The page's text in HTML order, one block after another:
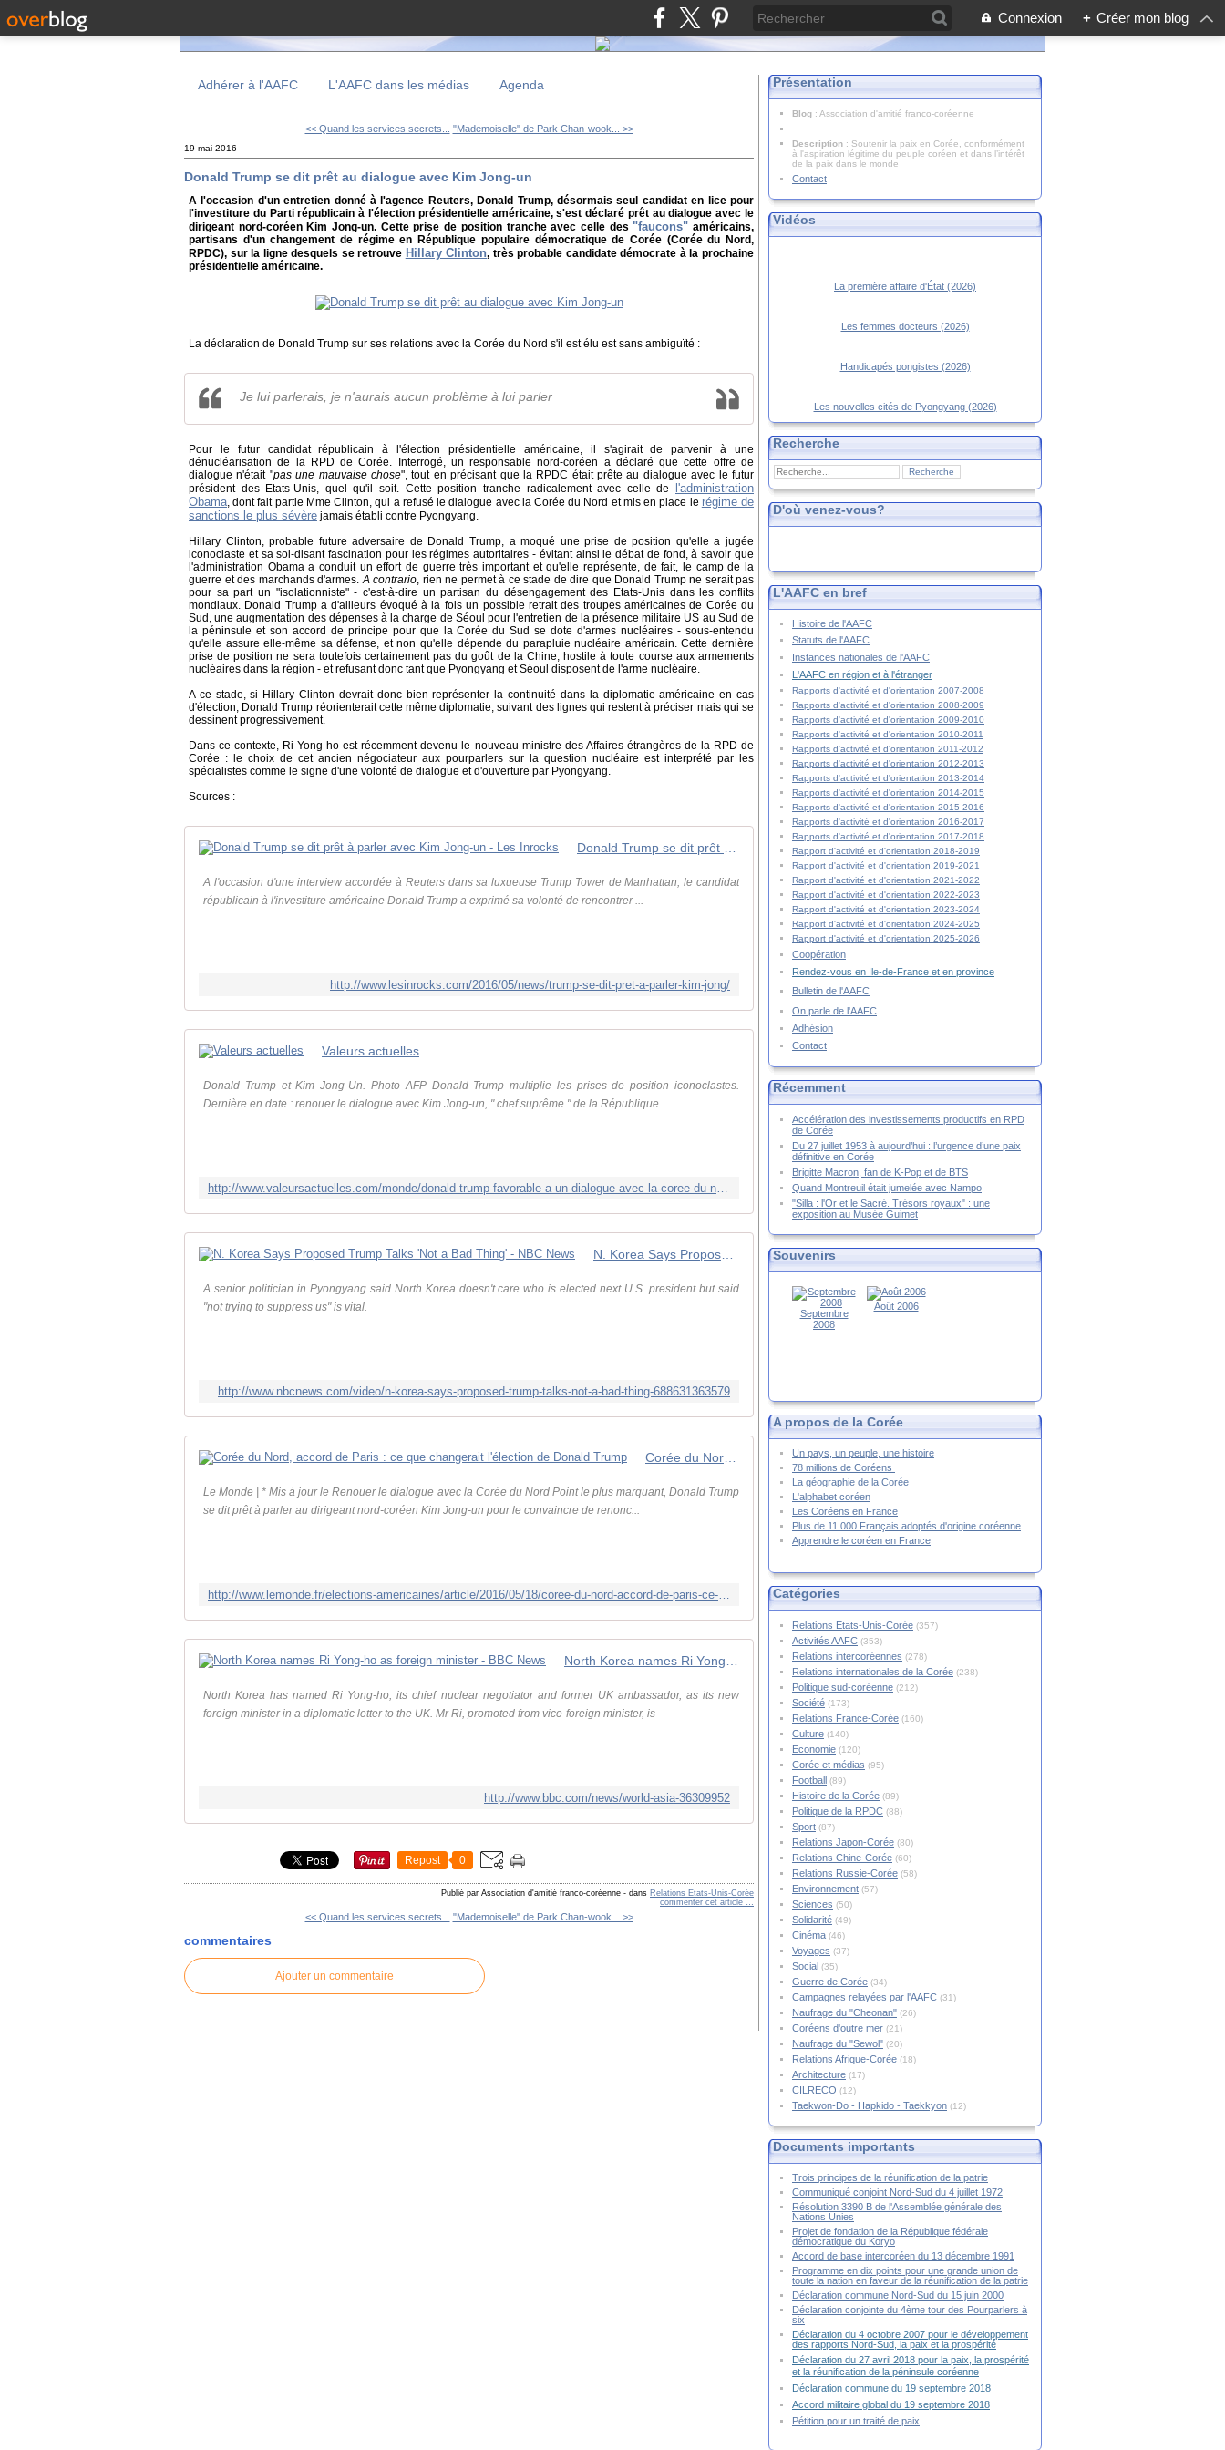
Connexion + Créer mon blog
Adhérer à l'AAFC L'AAFC dans les médias Agenda
<< Quand les services secrets... "Mademoiselle" de Park Chan-wook... >>
19 mai 2016
Donald Trump se dit prêt au dialogue avec Kim Jong-un
A l'occasion d'un entretien donné à l'agence Reuters, Donald Trump, désormais seul candidat en lice pour
l'investiture du Parti républicain à l'élection présidentielle américaine, s'est déclaré prêt au dialogue avec le
dirigeant nord-coréen Kim Jong-un. Cette prise de position tranche avec celle des "faucons" américains,
partisans d'un changement de régime en République populaire démocratique de Corée (Corée du Nord,
RPDC), sur la ligne desquels se retrouve Hillary Clinton, très probable candidate démocrate à la prochaine
présidentielle américaine.
La déclaration de Donald Trump sur ses relations avec la Corée du Nord s'il est élu est sans ambiguïté :
Je lui parlerais, je n'aurais aucun problème à lui parler
Pour le futur candidat républicain à l'élection présidentielle américaine, il s'agirait de parvenir à une
dénucléarisation de la RPD de Corée. Interrogé, un responsable nord-coréen a déclaré que cette offre de
dialogue n'était "pas une mauvaise chose", tout en précisant que la RPDC était prête au dialogue avec le futur
président des Etats-Unis, quel qu'il soit. Cette position tranche radicalement avec celle de
l'administration
Obama, dont fait partie Mme Clinton, qui a refusé le dialogue avec la Corée du Nord et mis en place le régime de
sanctions le plus sévère jamais établi contre Pyongyang.
Hillary Clinton, probable future adversaire de Donald Trump, a moqué une prise de position qu'elle a jugée
iconoclaste et sa soi-disant fascination pour les régimes autoritaires - évitant ainsi le débat de fond, à savoir que
l'administration Obama a conduit un effort de guerre très important et qu'elle représente, de fait, le camp de la
guerre et des marchands d'armes.A contrario, rien ne permet à ce stade de dire que Donald Trump ne serait pas
pour sa part un "isolationniste" - c'est-à-dire un partisan du désengagement des Etats-Unis dans les conflits
mondiaux. Donald Trump a d'ailleurs évoqué à la fois un possible retrait des troupes américaines de Corée du
Sud, une augmentation des dépenses à la charge de Séoul pour l'entretien de la présence militaire US au Sud de
la péninsule et son accord de principe pour que la Corée du Sud se dote d'armes nucléaires - sous-entendu
qu'elle assure elle-même sa défense, et non qu'elle dépende du parapluie nucléaire américain. Cette dernière
prise de position ne sera toutefois certainement pas du goût de la Chine, hostile à toute course aux armements
nucléaires dans la région - et refusant donc tant que Pyongyang et Séoul disposent de l'arme nucléaire.
A ce stade, si Hillary Clinton devrait donc bien représenter la continuité dans la diplomatie américaine en cas
d'élection, Donald Trump réorienterait cette même diplomatie, suivant des lignes qui restent à préciser mais qui se
dessinent progressivement.
Dans ce contexte, Ri Yong-ho est récemment devenu le nouveau ministre des Affaires étrangères de la RPD de
Corée : le choix de cet ancien négociateur aux pourparlers sur la question nucléaire est interprété par les
spécialistes comme le signe d'une volonté de dialogue et d'ouverture par Pyongyang.
Sources :
Donald Trump se dit prêt à parler avec Kim Jong-un - Les Inrocks
A l'occasion d'une interview accordée à Reuters dans sa luxueuse Trump Tower de Manhattan, le candidat
républicain à l'investiture américaine Donald Trump a exprimé sa volonté de rencontrer ...
http://www.lesinrocks.com/2016/05/news/trump-se-dit-pret-a-parler-kim-jong/
Valeurs actuelles
Donald Trump et Kim Jong-Un. Photo AFP Donald Trump multiplie les prises de position iconoclastes.
Dernière en date : renouer le dialogue avec Kim Jong-un, " chef suprême " de la République ...
http://www.valeursactuelles.com/monde/donald-trump-favorable-a-un-dialogue-avec-la-coree-du-nord-61834
N. Korea Says Proposed Trump Talks 'Not a Bad Thing' - NBC News
A senior politician in Pyongyang said North Korea doesn't care who is elected next U.S. president but said
"not trying to suppress us" is vital.
http://www.nbcnews.com/video/n-korea-says-proposed-trump-talks-not-a-bad-thing-688631363579
Corée du Nord, accord de Paris : ce que changerait l'élection de Donald Trump
Le Monde | * Mis à jour le Renouer le dialogue avec la Corée du Nord Point le plus marquant, Donald Trump
se dit prêt à parler au dirigeant nord-coréen Kim Jong-un pour le convaincre de renonc...
http://www.lemonde.fr/elections-americaines/article/2016/05/18/coree-du-nord-accord-de-paris-ce-que-changerait-l-election-de-donald-trump_4921348_829254.html
North Korea names Ri Yong-ho as foreign minister - BBC News
North Korea has named Ri Yong-ho, its chief nuclear negotiator and former UK ambassador, as its new
foreign minister in a diplomatic letter to the UK. Mr Ri, promoted from vice-foreign minister, is
http://www.bbc.com/news/world-asia-36309952
Repost 0
Publié par Association d'amitié franco-coréenne - dans Relations Etats-Unis-Corée
commenter cet article …
<< Quand les services secrets... "Mademoiselle" de Park Chan-wook... >>
commentaires
Ajouter un commentaire
Présentation
Blog : Association d'amitié franco-coréenne
Description : Soutenir la paix en Corée, conformément
à l'aspiration légitime du peuple coréen et dans l’intérêt
de la paix dans le monde
Contact
Vidéos
La première affaire d'État (2026)
Les femmes docteurs (2026)
Handicapés pongistes (2026)
Les nouvelles cités de Pyongyang (2026)
Recherche
D'où venez-vous?
L'AAFC en bref
Histoire de l'AAFC
Statuts de l'AAFC
Instances nationales de l'AAFC
L'AAFC en région et à l'étranger
Rapports d'activité et d'orientation 2007-2008
Rapports d'activité et d'orientation 2008-2009
Rapports d'activité et d'orientation 2009-2010
Rapports d'activité et d'orientation 2010-2011
Rapports d'activité et d'orientation 2011-2012
Rapports d'activité et d'orientation 2012-2013
Rapports d'activité et d'orientation 2013-2014
Rapports d'activité et d'orientation 2014-2015
Rapports d'activité et d'orientation 2015-2016
Rapports d'activité et d'orientation 2016-2017
Rapports d'activité et d'orientation 2017-2018
Rapport d'activité et d'orientation 2018-2019
Rapport d'activité et d'orientation 2019-2021
Rapport d'activité et d'orientation 2021-2022
Rapport d'activité et d'orientation 2022-2023
Rapport d'activité et d'orientation 2023-2024
Rapport d'activité et d'orientation 2024-2025
Rapport d'activité et d'orientation 2025-2026
Coopération
Rendez-vous en Ile-de-France et en province
Bulletin de l'AAFC
On parle de l'AAFC
Adhésion
Contact
Récemment
Accélération des investissements productifs en RPD
de Corée
Du 27 juillet 1953 à aujourd’hui : l’urgence d’une paix
définitive en Corée
Brigitte Macron, fan de K-Pop et de BTS
Quand Montreuil était jumelée avec Nampo
"Silla : l'Or et le Sacré. Trésors royaux" : une
exposition au Musée Guimet
Souvenirs
Septembre
2008
Août 2006
A propos de la Corée
Un pays, un peuple, une histoire
78 millions de Coréens
La géographie de la Corée
L'alphabet coréen
Les Coréens en France
Plus de 11.000 Français adoptés d'origine coréenne
Apprendre le coréen en France
Catégories
Relations Etats-Unis-Corée (357)
Activités AAFC (353)
Relations intercoréennes (278)
Relations internationales de la Corée (238)
Politique sud-coréenne (212)
Société (173)
Relations France-Corée (160)
Culture (140)
Economie (120)
Corée et médias (95)
Football (89)
Histoire de la Corée (89)
Politique de la RPDC (88)
Sport (87)
Relations Japon-Corée (80)
Relations Chine-Corée (60)
Relations Russie-Corée (58)
Environnement (57)
Sciences (50)
Solidarité (49)
Cinéma (46)
Voyages (37)
Social (35)
Guerre de Corée (34)
Campagnes relayées par l'AAFC (31)
Naufrage du "Cheonan" (26)
Coréens d'outre mer (21)
Naufrage du "Sewol" (20)
Relations Afrique-Corée (18)
Architecture (17)
CILRECO (12)
Taekwon-Do - Hapkido - Taekkyon (12)
Documents importants
Trois principes de la réunification de la patrie
Communiqué conjoint Nord-Sud du 4 juillet 1972
Résolution 3390 B de l'Assemblée générale des
Nations Unies
Projet de fondation de la République fédérale
démocratique du Koryo
Accord de base intercoréen du 13 décembre 1991
Programme en dix points pour une grande union de
toute la nation en faveur de la réunification de la patrie
Déclaration commune Nord-Sud du 15 juin 2000
Déclaration conjointe du 4ème tour des Pourparlers à
six
Déclaration du 4 octobre 2007 pour le développement
des rapports Nord-Sud, la paix et la prospérité
Déclaration du 27 avril 2018 pour la paix, la prospérité
et la réunification de la péninsule coréenne
Déclaration commune du 19 septembre 2018
Accord militaire global du 19 septembre 2018
Pétition pour un traité de paix